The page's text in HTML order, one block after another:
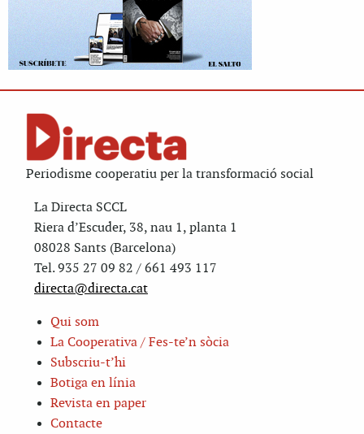
Periodisme cooperatiu per la transformació social
La Directa SCCL
Riera d’Escuder, 38, nau 1, planta 1
08028 Sants (Barcelona)
Tel. 935 27 09 82 / 661 493 117
directa@directa.cat
Qui som
La Cooperativa / Fes-te’n sòcia
Subscriu-t’hi
Botiga en línia
Revista en paper
Contacte